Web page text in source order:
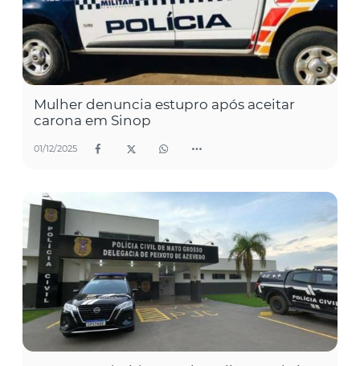
Mulher denuncia estupro após aceitar
carona em Sinop
01/12/2025